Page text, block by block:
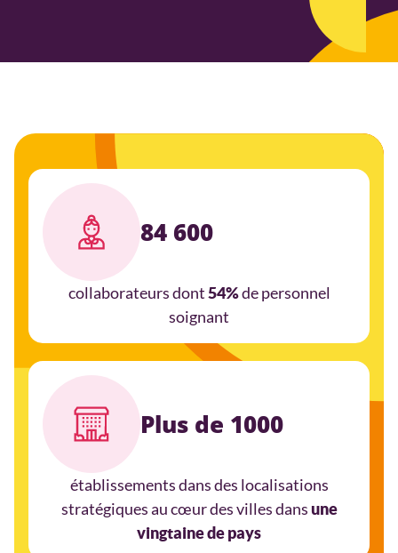
84 600
collaborateurs dont54%de personnel
soignant
Plus de 1000
établissements dans des localisations
stratégiques au cœur des villes dansune
vingtaine de pays